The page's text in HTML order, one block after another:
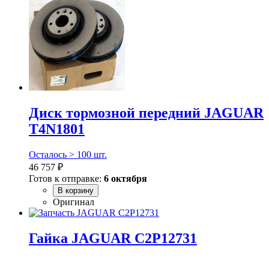
Диск тормозной передний JAGUAR
T4N1801
Осталось > 100 шт.
46 757 ₽
Готов к отправке: 6 октября
В корзину
Оригинал
Гайка JAGUAR C2P12731